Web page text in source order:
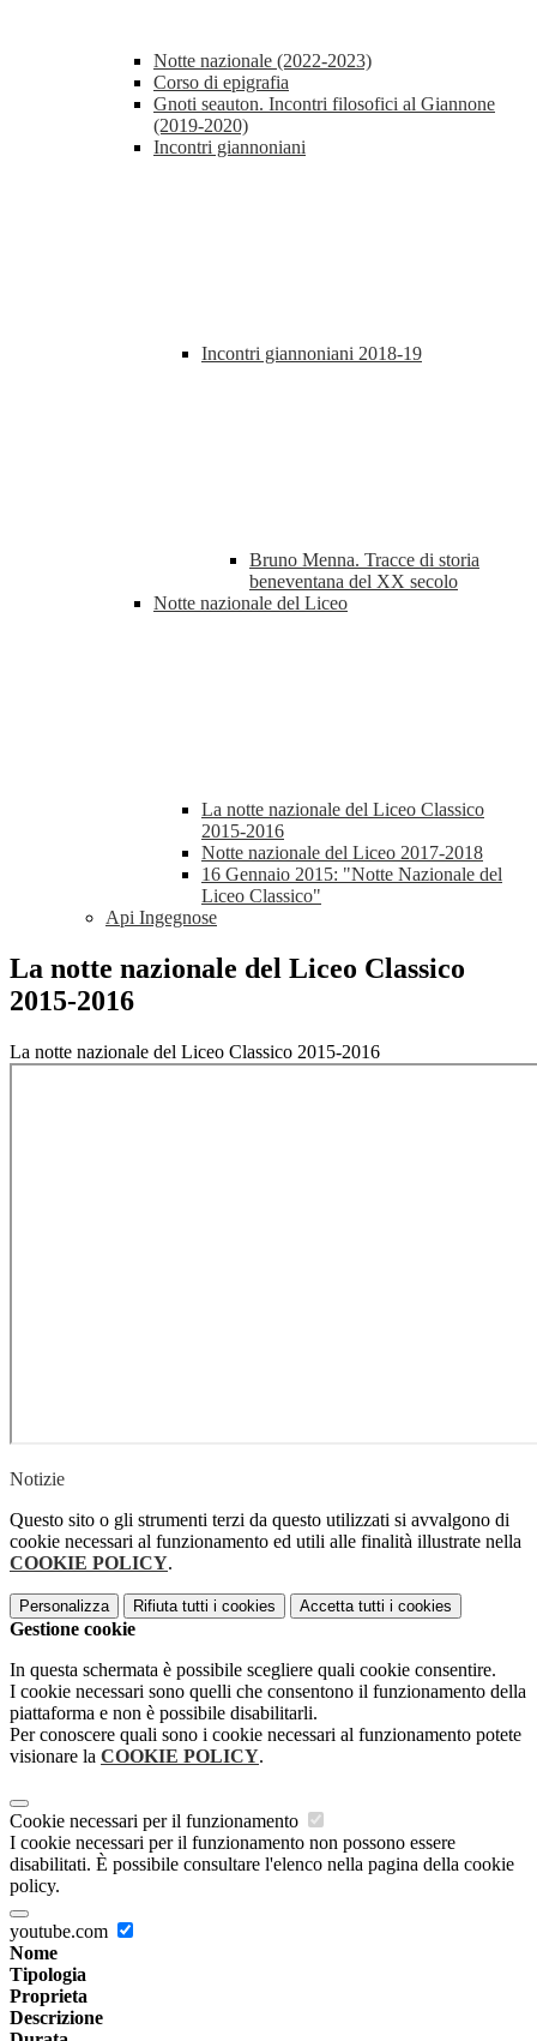
Notte nazionale (2022-2023)
Corso di epigrafia
Gnoti seauton. Incontri filosofici al Giannone
(2019-2020)
Incontri giannoniani
Incontri giannoniani 2018-19
Bruno Menna. Tracce di storia
beneventana del XX secolo
Notte nazionale del Liceo
La notte nazionale del Liceo Classico
2015-2016
Notte nazionale del Liceo 2017-2018
16 Gennaio 2015: "Notte Nazionale del
Liceo Classico"
Api Ingegnose
La notte nazionale del Liceo Classico
2015-2016
La notte nazionale del Liceo Classico 2015-2016
Notizie
Questo sito o gli strumenti terzi da questo utilizzati si avvalgono di
cookie necessari al funzionamento ed utili alle finalità illustrate nella
COOKIE POLICY.
Personalizza Rifiuta tutti i cookies Accetta tutti i cookies
Gestione cookie
In questa schermata è possibile scegliere quali cookie consentire.
I cookie necessari sono quelli che consentono il funzionamento della
piattaforma e non è possibile disabilitarli.
Per conoscere quali sono i cookie necessari al funzionamento potete
visionare la COOKIE POLICY.
Cookie necessari per il funzionamento
I cookie necessari per il funzionamento non possono essere
disabilitati. È possibile consultare l'elenco nella pagina della cookie
policy.
youtube.com
Nome
Tipologia
Proprieta
Descrizione